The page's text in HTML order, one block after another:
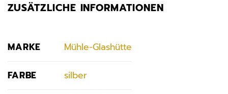
ZUSÄTZLICHE INFORMATIONEN
MARKE Mühle-Glashütte
FARBE silber